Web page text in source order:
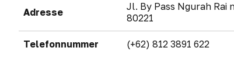
Adresse
Jl. By Pass Ngurah Rai
80221
Telefonnummer (+62) 812 3891 622